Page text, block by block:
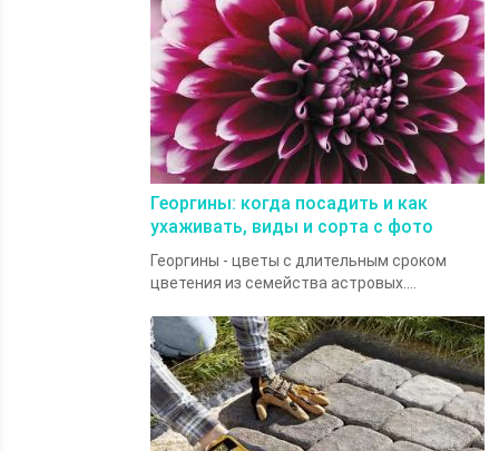
Георгины: когда посадить и как
ухаживать, виды и сорта с фото
Георгины - цветы с длительным сроком
цветения из семейства астровых....